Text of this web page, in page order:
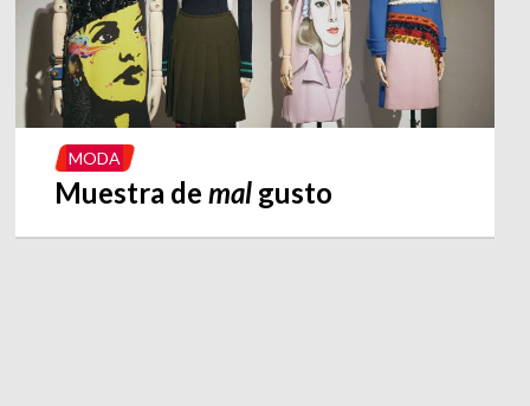
MODA
Muestra de mal gusto